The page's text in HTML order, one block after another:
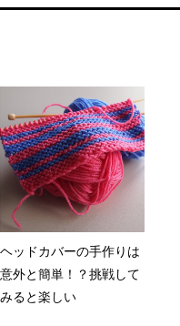
ヘッドカバーの手作りは
意外と簡単！？挑戦して
みると楽しい